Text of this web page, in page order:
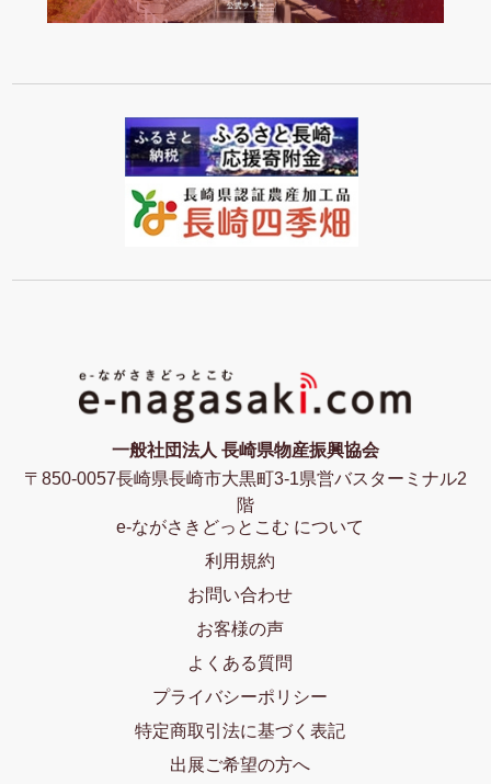
一般社団法人 長崎県物産振興協会
〒850-0057長崎県長崎市大黒町3-1県営バスターミナル2
階
e-ながさきどっとこむ について
利用規約
お問い合わせ
お客様の声
よくある質問
プライバシーポリシー
特定商取引法に基づく表記
出展ご希望の方へ